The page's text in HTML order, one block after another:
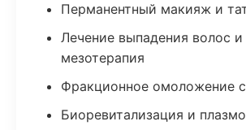
Перманентный макияж и
Лечение выпадения волос и
мезотерапия
Фракционное омоложение
Биоревитализация и